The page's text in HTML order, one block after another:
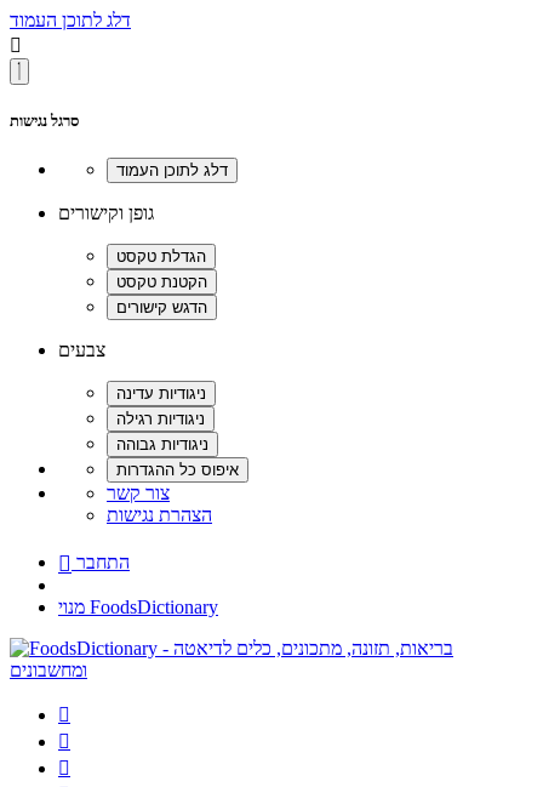
דלג לתוכן העמוד

סרגל נגישות
גופן וקישורים
צבעים
צור קשר
הצהרת נגישות
 התחבר
מנוי FoodsDictionary


